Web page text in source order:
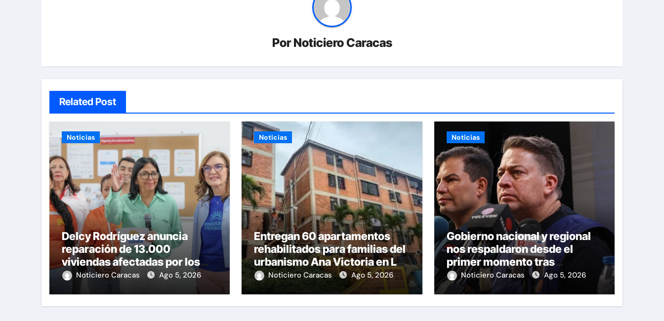
PorNoticiero Caracas
Related Post
Noticias
Delcy Rodríguez anuncia
reparación de 13.000
viviendas afectadas por los
terremotos
Noticiero Caracas Ago 5, 2026
Noticias
Entregan 60 apartamentos
rehabilitados para familias del
urbanismo Ana Victoria en La
Guaira
Noticiero Caracas Ago 5, 2026
Noticias
Gobierno nacional y regional
nos respaldaron desde el
primer momento tras
terremotos del 24J
Noticiero Caracas Ago 5, 2026